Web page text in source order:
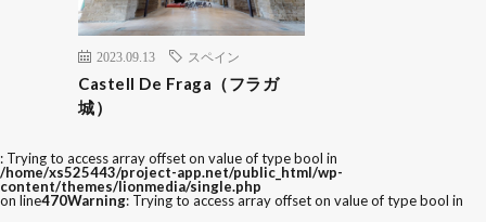
2023.09.13 スペイン
Castell De Fraga（フラガ
城）
: Trying to access array offset on value of type bool in
/home/xs525443/project-app.net/public_html/wp-
content/themes/lionmedia/single.php
on line470Warning: Trying to access array offset on value of type bool in